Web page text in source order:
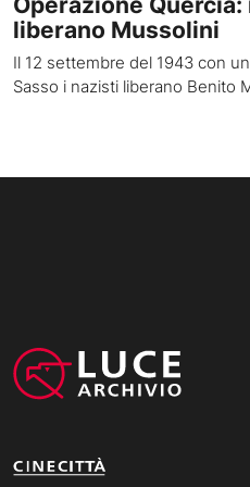
liberano Mussolini
Il 12 settembre del 1943 con
Sasso i nazisti liberano Benito